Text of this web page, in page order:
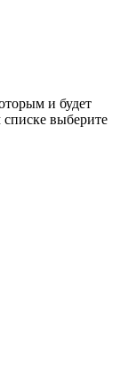
и будет
выберите